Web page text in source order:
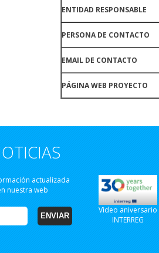
ENTIDAD RESPONSABLE
PERSONA DE CONTACTO
EMAIL DE CONTACTO
PÁGINA WEB PROYECTO
actualizada
nuestra web
Video aniversario
INTERREG